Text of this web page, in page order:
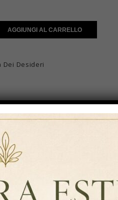
AGGIUNGI AL CARRELLO
Dei Desideri
e tisane,Tè e Tisane in filtro